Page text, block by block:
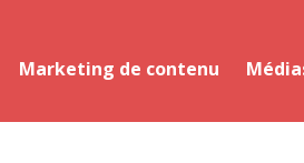
Marketing de contenu